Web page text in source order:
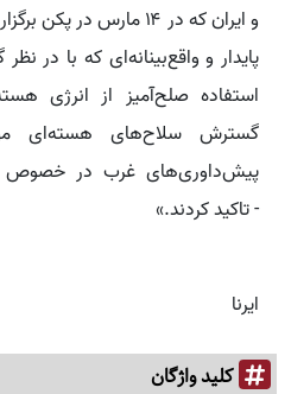
و ایران که در ۱۴ مارس
پایدار و واقع‌بینانه‌ای که با در
استفاده صلح‌آمیز از انرژی
گسترش سلاح‌های هسته‌ای
پیش‌داوری‌های غرب در خصوص
- تاکید کردند.»
ایرنا
کلید واژگان